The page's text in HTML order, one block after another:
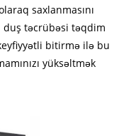
saxlanmasını
təcrübəsi təqdim
bitirmə ilə bu
yüksəltmək